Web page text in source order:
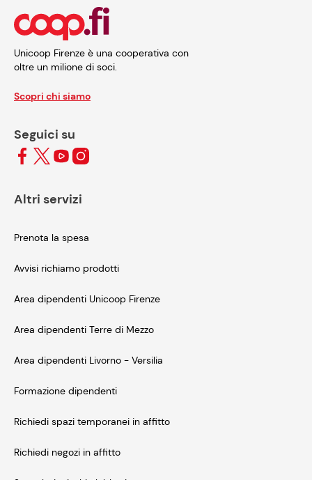
Unicoop Firenze è una cooperativa con
oltre un milione di soci.
Scopri chi siamo
Seguici su
Altri servizi
Prenota la spesa
Avvisi richiamo prodotti
Area dipendenti Unicoop Firenze
Area dipendenti Terre di Mezzo
Area dipendenti Livorno - Versilia
Formazione dipendenti
Richiedi spazi temporanei in affitto
Richiedi negozi in affitto